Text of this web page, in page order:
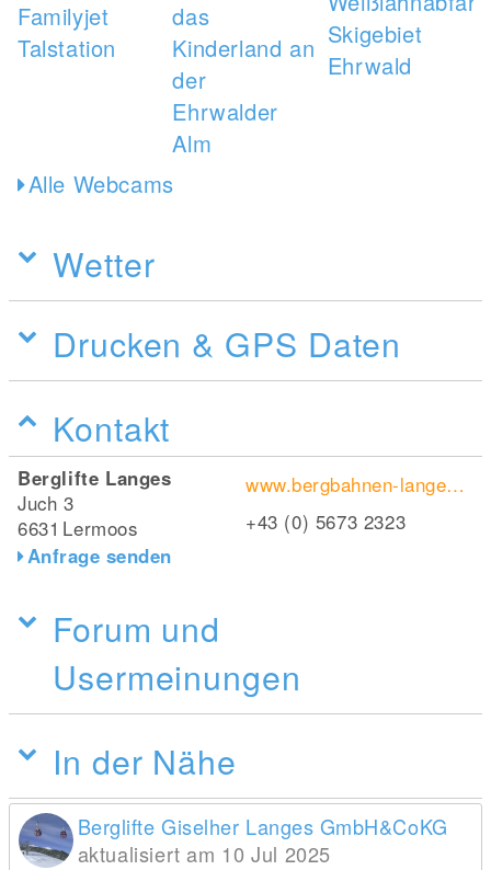
Alle Webcams
Wetter
Drucken & GPS Daten
Kontakt
Berglifte Langes
Juch 3
6631 Lermoos
Anfrage senden
www.bergbahnen-langes.at
+43 (0) 5673 2323
Forum und
Usermeinungen
In der Nähe
Berglifte Giselher Langes GmbH&CoKG
aktualisiert am 10 Jul 2025